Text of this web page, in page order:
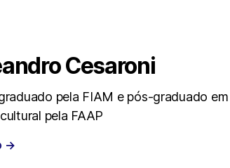
a
Cesaroni
pela FIAM e pós-graduado em
pela FAAP
→